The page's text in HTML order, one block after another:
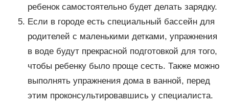
ребенок самостоятельно будет делать зарядку.
Если в городе есть специальный бассейн для
родителей с маленькими детками, упражнения
в воде будут прекрасной подготовкой для того,
чтобы ребенку было проще сесть. Также можно
выполнять упражнения дома в ванной, перед
этим проконсультировавшись у специалиста.